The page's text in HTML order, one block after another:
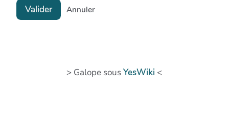
Valider Annuler
> Galope sousYesWiki <